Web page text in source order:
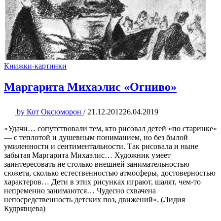
Книжки-картинки
Маргарита Михаэлис «Огниво»
by Кот Оксюморон / 21.12.201226.04.2019
«Удачи… сопутствовали тем, кто рисовал детей «по старинке»
— с теплотой и душевным пониманием, но без былой
умиленности и сентиментальности. Так рисовала и ныне
забытая Маргарита Михаэлис… Художник умеет
заинтересовать не столько внешней занимательностью
сюжета, сколько естественностью атмосферы, достоверностью
характеров… Дети в этих рисунках играют, шалят, чем-то
непременно занимаются… Чудесно схвачена
непосредственность детских поз, движений». (Лидия
Кудрявцева)